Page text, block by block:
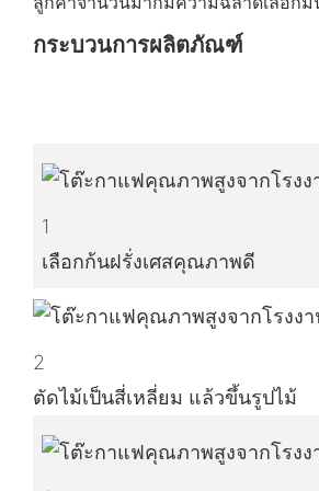
กระบวนการผลิตภัณฑ์
1
เลือกก้นฝรั่งเศสคุณภาพดี
2
ตัดไม้เป็นสี่เหลี่ยม แล้วขึ้นรูปไม้